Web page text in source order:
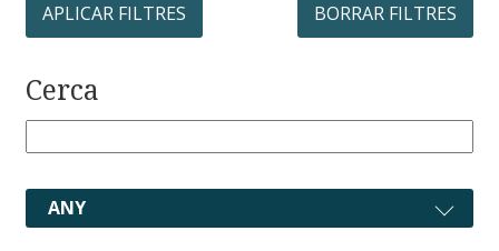
APLICAR FILTRES BORRAR FILTRES
Cerca
ANY